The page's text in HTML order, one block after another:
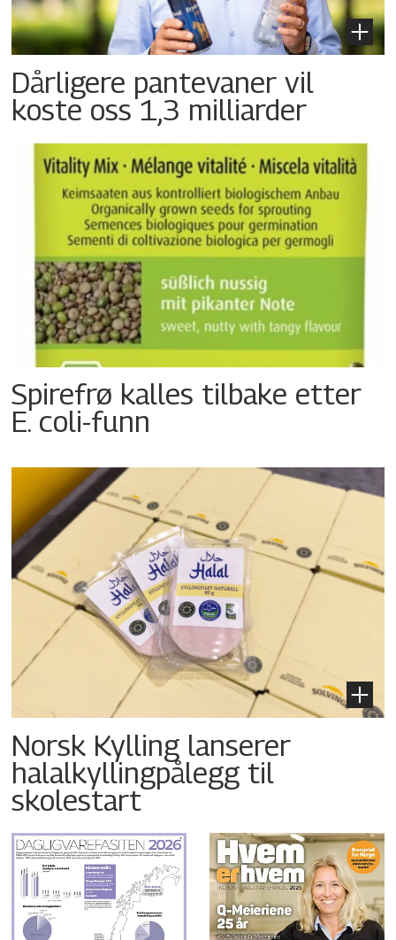
Dårligere pantevaner vil
koste oss 1,3 milliarder
Spirefrø kalles tilbake etter
E. coli-funn
Norsk Kylling lanserer
halalkyllingpålegg til
skolestart